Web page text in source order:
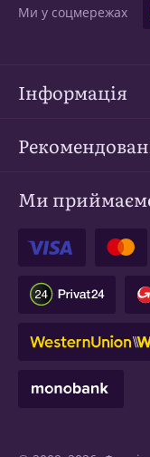
Ми у соцмережах
Інформація
Ми